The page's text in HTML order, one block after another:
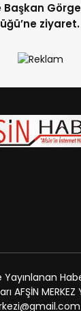
ziyaret.
abone
AFŞİN